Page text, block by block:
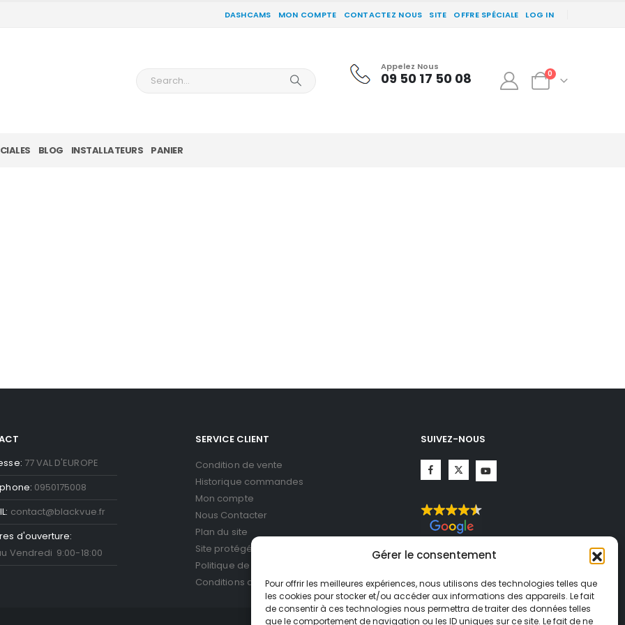
Gérer le consentement
Pour offrir les meilleures expériences, nous utilisons des technologies telles que
les cookies pour stocker et/ou accéder aux informations des appareils. Le fait
de consentir à ces technologies nous permettra de traiter des données telles
que le comportement de navigation ou les ID uniques sur ce site. Le fait de ne
DASHCAMS MON COMPTE CONTACTEZ NOUS SITE OFFRE SPÉCIALE LOG IN
Appelez Nous
09 50 17 50 08 0
BLOG INSTALLATEURS PANIER
77 VAL D'EUROPE
0950175008
contact@blackvue.fr
d'ouverture:
Vendredi 9:00-18:00
SERVICE CLIENT
Condition de vente
Historique commandes
Mon compte
Nous Contacter
Plan du site
Site protégé par reCAPTCHA.
Politique de confidentialité
Conditions d'utilisationGoogle
SUIVEZ-NOUS